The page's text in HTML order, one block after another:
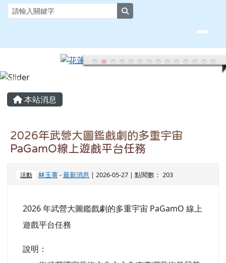
跳至主內容區
花蓮縣大榮國小全球資訊網
主內容區域
本站消息
2026年武營大圖鑑戲劇的多重宇宙
PaGamO線上遊戲平台任務
活動 林玉菁-最新消息 | 2026-05-27 | 點閱數： 203
2026 年武營大圖鑑戲劇的多重宇宙 PaGamO 線上
遊戲平台任務
說明：
頁尾區域